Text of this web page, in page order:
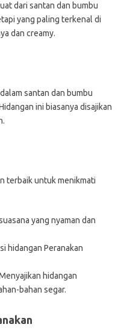
dari santan dan bumbu
yang paling terkenal di
dan creamy.
santan dan bumbu
ini biasanya disajikan
terbaik untuk menikmati
yang nyaman dan
hidangan Peranakan
hidangan
bahan segar.